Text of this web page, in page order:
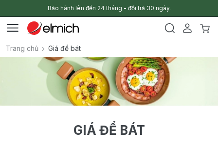
Bảo hành lên đến 24 tháng - đổi trả 30 ngày.
Trang chủ Giá để bát
GIÁ ĐỂ BÁT